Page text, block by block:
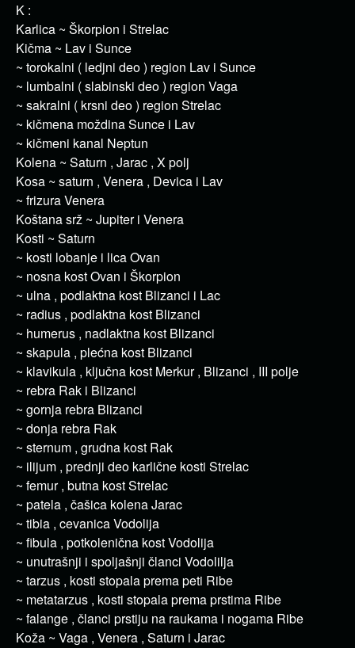
K :
Karlica ~ Škorpion i Strelac
Kičma ~ Lav i Sunce
~ torokalni ( ledjni deo ) region Lav i Sunce
~ lumbalni ( slabinski deo ) region Vaga
~ sakralni ( krsni deo ) region Strelac
~ kičmena moždina Sunce i Lav
~ kičmeni kanal Neptun
Kolena ~ Saturn , Jarac , X polj
Kosa ~ saturn , Venera , Devica i Lav
~ frizura Venera
Koštana srž ~ Jupiter i Venera
Kosti ~ Saturn
~ kosti lobanje i lica Ovan
~ nosna kost Ovan i Škorpion
~ ulna , podlaktna kost Blizanci i Lac
~ radius , podlaktna kost Blizanci
~ humerus , nadlaktna kost Blizanci
~ skapula , plećna kost Blizanci
~ klavikula , ključna kost Merkur , Blizanci , III polje
~ rebra Rak i Blizanci
~ gornja rebra Blizanci
~ donja rebra Rak
~ sternum , grudna kost Rak
~ ilijum , prednji deo karlične kosti Strelac
~ femur , butna kost Strelac
~ patela , čašica kolena Jarac
~ tibia , cevanica Vodolija
~ fibula , potkolenična kost Vodolija
~ unutrašnji i spoljašnji članci Vodolilja
~ tarzus , kosti stopala prema peti Ribe
~ metatarzus , kosti stopala prema prstima Ribe
~ falange , članci prstiju na raukama i nogama Ribe
Koža ~ Vaga , Venera , Saturn i Jarac